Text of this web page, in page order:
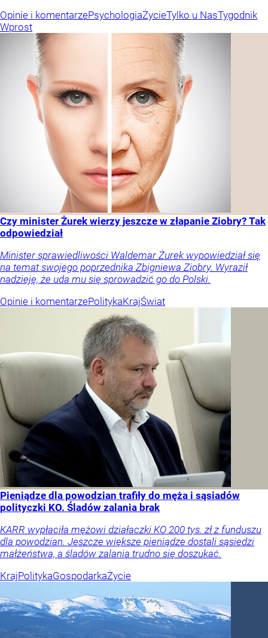
Opinie i komentarzePsychologiaŻycieTylko u NasTygodnik
Wprost
Czy minister Żurek wierzy jeszcze w złapanie Ziobry? Tak
odpowiedział
Minister sprawiedliwości Waldemar Żurek wypowiedział się
na temat swojego poprzednika Zbigniewa Ziobry. Wyraził
nadzieję, że uda mu się sprowadzić go do Polski.
Opinie i komentarzePolitykaKrajŚwiat
Pieniądze dla powodzian trafiły do męża i sąsiadów
polityczki KO. Śladów zalania brak
KARR wypłaciła mężowi działaczki KO 200 tys. zł z funduszu
dla powodzian. Jeszcze większe pieniądze dostali sąsiedzi
małżeństwa, a śladów zalania trudno się doszukać.
KrajPolitykaGospodarkaŻycie